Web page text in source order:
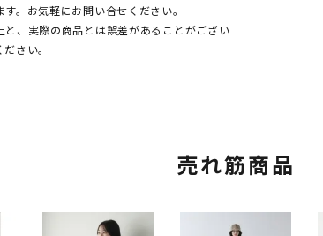
。お気軽にお問い合せください。
、実際の商品とは誤差があることがござい
さい。
売れ筋商品